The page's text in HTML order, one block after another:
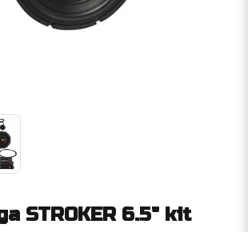
STROKER 6.5" kit